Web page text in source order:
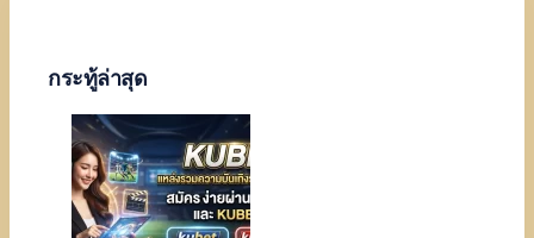
กระทู้ล่าสุด